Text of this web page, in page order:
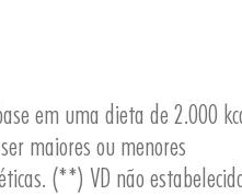
em uma dieta de 2.000
maiores ou menores
(**) VD não